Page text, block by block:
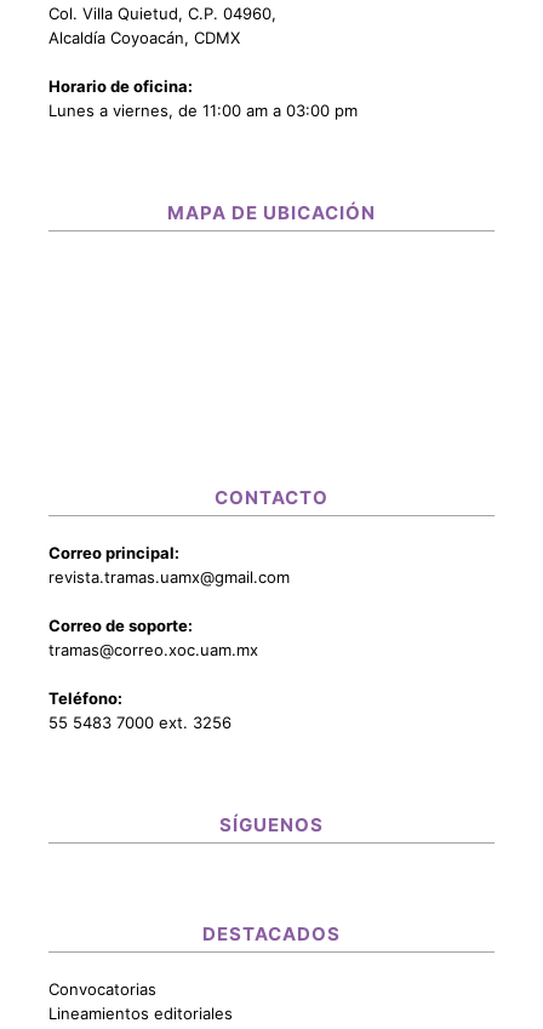
Col. Villa Quietud, C.P. 04960,
Alcaldía Coyoacán, CDMX
Horario de oficina:
Lunes a viernes, de 11:00 am a 03:00 pm
MAPA DE UBICACIÓN
CONTACTO
Correo principal:
revista.tramas.uamx@gmail.com
Correo de soporte:
tramas@correo.xoc.uam.mx
Teléfono:
55 5483 7000 ext. 3256
SÍGUENOS
DESTACADOS
Convocatorias
Lineamientos editoriales